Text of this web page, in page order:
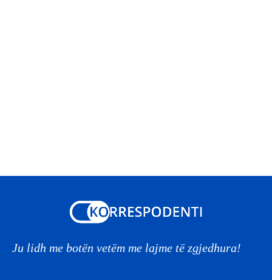
Ju lidh me botën vetëm me lajme të zgjedhura!